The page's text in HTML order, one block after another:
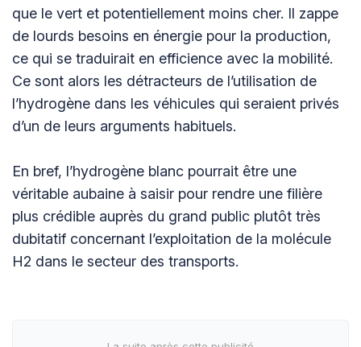
que le vert et potentiellement moins cher. Il zappe
de lourds besoins en énergie pour la production,
ce qui se traduirait en efficience avec la mobilité.
Ce sont alors les détracteurs de l’utilisation de
l’hydrogène dans les véhicules qui seraient privés
d’un de leurs arguments habituels.
En bref, l’hydrogène blanc pourrait être une
véritable aubaine à saisir pour rendre une filière
plus crédible auprès du grand public plutôt très
dubitatif concernant l’exploitation de la molécule
H2 dans le secteur des transports.